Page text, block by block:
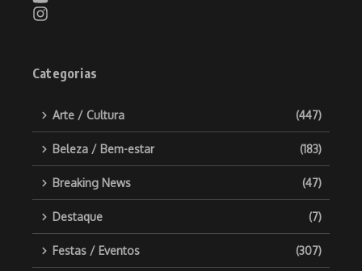
Categorias
Arte / Cultura (447)
Beleza / Bem-estar (183)
Breaking News (47)
Destaque (7)
Festas / Eventos (307)